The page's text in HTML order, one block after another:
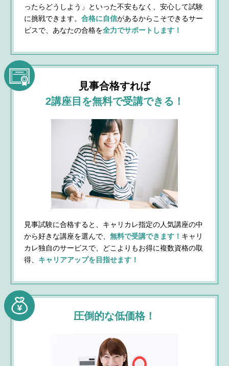
ったらどうしよう」といった不安もなく、安心して試験
に挑戦できます。 合格に自信があるからこそできるサー
ビスで、あなたの合格を全力でサポートします！
見事合格すれば
2講座目を無料で受講できる！
見事試験に合格すると、キャリカレ指定の人気講座の中
から好きな講座を選んで、 無料で受講できます！ キャリ
カレ独自のサービスで、どこよりもお得に複数資格の取
得、 キャリアアップを目指せます！
圧倒的な低価格！